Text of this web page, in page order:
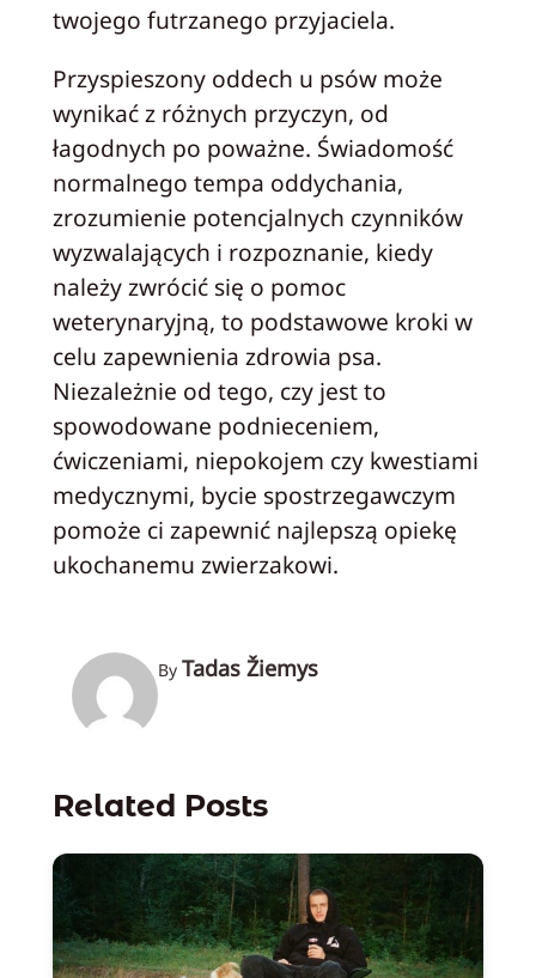
twojego futrzanego przyjaciela.
Przyspieszony oddech u psów może
wynikać z różnych przyczyn, od
łagodnych po poważne. Świadomość
normalnego tempa oddychania,
zrozumienie potencjalnych czynników
wyzwalających i rozpoznanie, kiedy
należy zwrócić się o pomoc
weterynaryjną, to podstawowe kroki w
celu zapewnienia zdrowia psa.
Niezależnie od tego, czy jest to
spowodowane podnieceniem,
ćwiczeniami, niepokojem czy kwestiami
medycznymi, bycie spostrzegawczym
pomoże ci zapewnić najlepszą opiekę
ukochanemu zwierzakowi.
By Tadas Žiemys
Related Posts